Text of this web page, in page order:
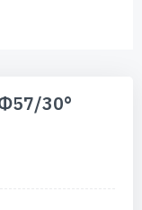
30°